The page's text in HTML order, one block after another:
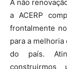
A não
a ACERP
frontalmente
para a
do país.